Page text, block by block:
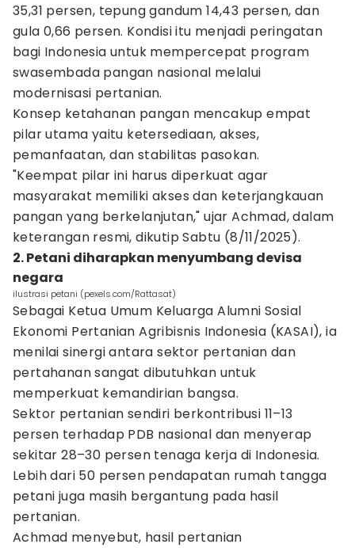
35,31 persen, tepung gandum 14,43 persen, dan
gula 0,66 persen. Kondisi itu menjadi peringatan
bagi Indonesia untuk mempercepat program
swasembada pangan nasional melalui
modernisasi pertanian.
Konsep ketahanan pangan mencakup empat
pilar utama yaitu ketersediaan, akses,
pemanfaatan, dan stabilitas pasokan.
"Keempat pilar ini harus diperkuat agar
masyarakat memiliki akses dan keterjangkauan
pangan yang berkelanjutan," ujar Achmad, dalam
keterangan resmi, dikutip Sabtu (8/11/2025).
2. Petani diharapkan menyumbang devisa
negara
ilustrasi petani (pexels.com/Rattasat)
Sebagai Ketua Umum Keluarga Alumni Sosial
Ekonomi Pertanian Agribisnis Indonesia (KASAI), ia
menilai sinergi antara sektor pertanian dan
pertahanan sangat dibutuhkan untuk
memperkuat kemandirian bangsa.
Sektor pertanian sendiri berkontribusi 11–13
persen terhadap PDB nasional dan menyerap
sekitar 28–30 persen tenaga kerja di Indonesia.
Lebih dari 50 persen pendapatan rumah tangga
petani juga masih bergantung pada hasil
pertanian.
Achmad menyebut, hasil pertanian